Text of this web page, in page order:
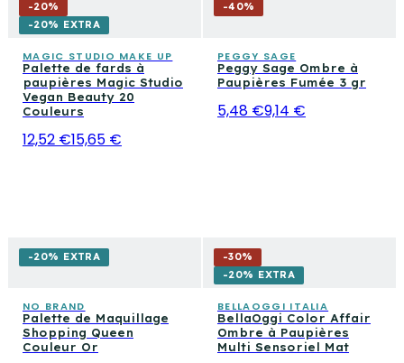
-20%
-20% EXTRA
MAGIC STUDIO MAKE UP
Palette de fards à
paupières Magic Studio
Vegan Beauty 20
Couleurs
12,52 €15,65 €
-40%
PEGGY SAGE
Peggy Sage Ombre à
Paupières Fumée 3 gr
5,48 €9,14 €
-20% EXTRA
NO BRAND
Palette de Maquillage
Shopping Queen
Couleur Or
-30%
-20% EXTRA
BELLAOGGI ITALIA
BellaOggi Color Affair
Ombre à Paupières
Multi Sensoriel Mat